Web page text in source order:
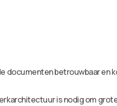
documenten betrouwbaar
is nodig om